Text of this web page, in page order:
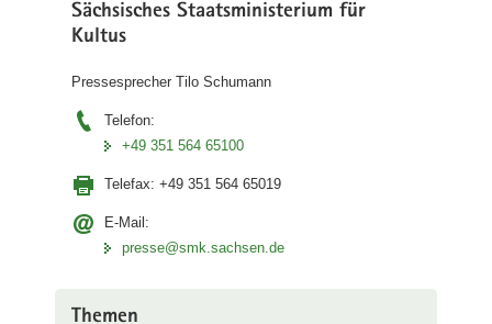
Sächsisches Staatsministerium für
Kultus
Pressesprecher Tilo Schumann
Telefon:
+49 351 564 65100
Telefax: +49 351 564 65019
E-Mail:
presse@smk.sachsen.de
Themen